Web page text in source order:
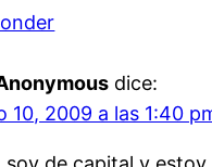
dice:
10, 2009 a las 1:40